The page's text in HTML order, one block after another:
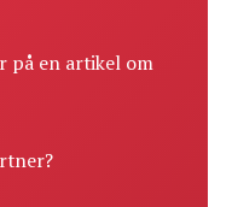
på en artikel om